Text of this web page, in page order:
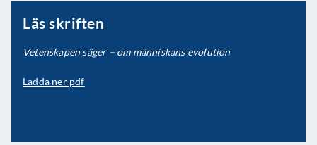
Läs skriften
Vetenskapen säger – om människans evolution
Ladda ner pdf